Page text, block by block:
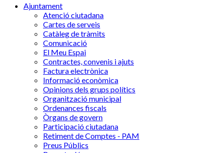
Ajuntament
Atenció ciutadana
Cartes de serveis
Catàleg de tràmits
Comunicació
El Meu Espai
Contractes, convenis i ajuts
Factura electrònica
Informació econòmica
Opinions dels grups polítics
Organització municipal
Ordenances fiscals
Òrgans de govern
Participació ciutadana
Retiment de Comptes - PAM
Preus Públics